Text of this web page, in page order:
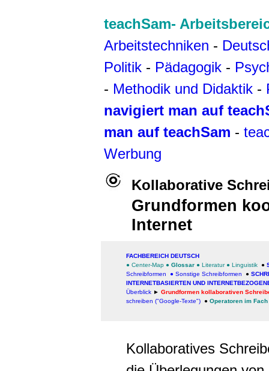
teachSam-
Arbeitstechniken -
Politik - Pädagogik -
- Methodik und Didaktik -
navigiert man auf
man auf teachSam -
Werbung
Kollaborative
Grundformen
Internet
FACHBEREICH DEUTSCH
● Center-Map ● Glossar ● Literatur● Linguistik ●
Schreibformen
● Sonstige Schreibformen ●
INTERNETBASIERTEN UND
Überblick ► Grundformen kollaborativen
schreiben ("Google-Texte")
● Operatoren im
Kollaboratives